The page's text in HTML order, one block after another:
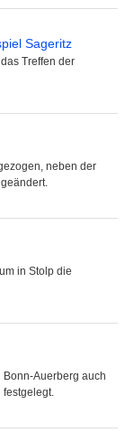
Sageritz
Treffen der
neben der
in Stolp die
Bonn-Auerberg auch
festgelegt.